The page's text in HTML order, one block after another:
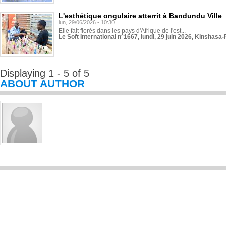
L'esthétique ongulaire atterrit à Bandundu Ville
lun, 29/06/2026 - 10:30
Elle fait florès dans les pays d'Afrique de l'est...
Le Soft International n°1667, lundi, 29 juin 2026,
Displaying 1 - 5 of 5
ABOUT AUTHOR